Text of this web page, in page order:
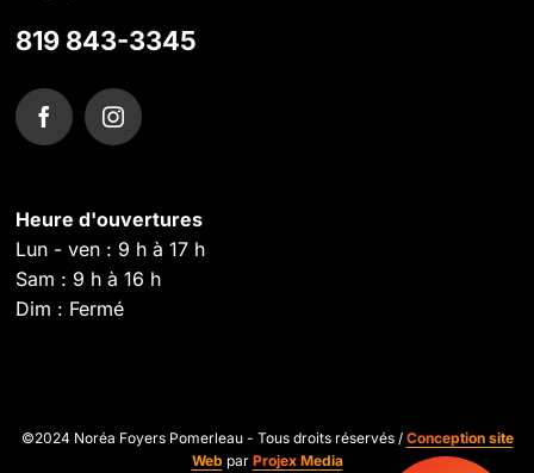
819 843-3345
Heure d'ouvertures
Lun - ven : 9 h à 17 h
Sam : 9 h à 16 h
Dim : Fermé
©2024 Noréa Foyers Pomerleau - Tous droits réservés / Conception site
Web par Projex Media